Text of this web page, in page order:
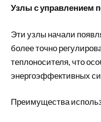
Узлы с управлением
Эти узлы начали
более точно
теплоносителя, что
энергоэффективных
Преимущества